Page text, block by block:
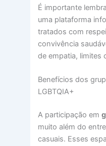
É importante
uma plataforma
tratados com
convivência
de empatia, limites
Benefícios dos
LGBTQIA+
A participação em
muito além do
casuais. Esses